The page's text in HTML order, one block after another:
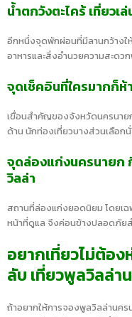
น้ำตกวังตะไคร้ เที่ยว
อีกหนึ่งจุดพักผ่อนที่มีลานกว้างใ
อาหารและสิ่งอำนวยความสะด
จุดเช็คอินที่ใครมากก็
เขื่อนสำคัญของจังหวัดนครนาย
ด้าน นักท่องเที่ยวบางส่วนเลือก
จุดล่องแก่งนครนายก
วิลล่า
สถานที่ล่องแก่งยอดนิยม โดยเฉ
หน้าที่ดูแล จึงค่อนข้างปลอดภัย
อยากเที่ยวไม่ต้อง
ลับ เที่ยวพูลวิลล่า
ถ้าอยากให้การจองพูลวิลล่านค